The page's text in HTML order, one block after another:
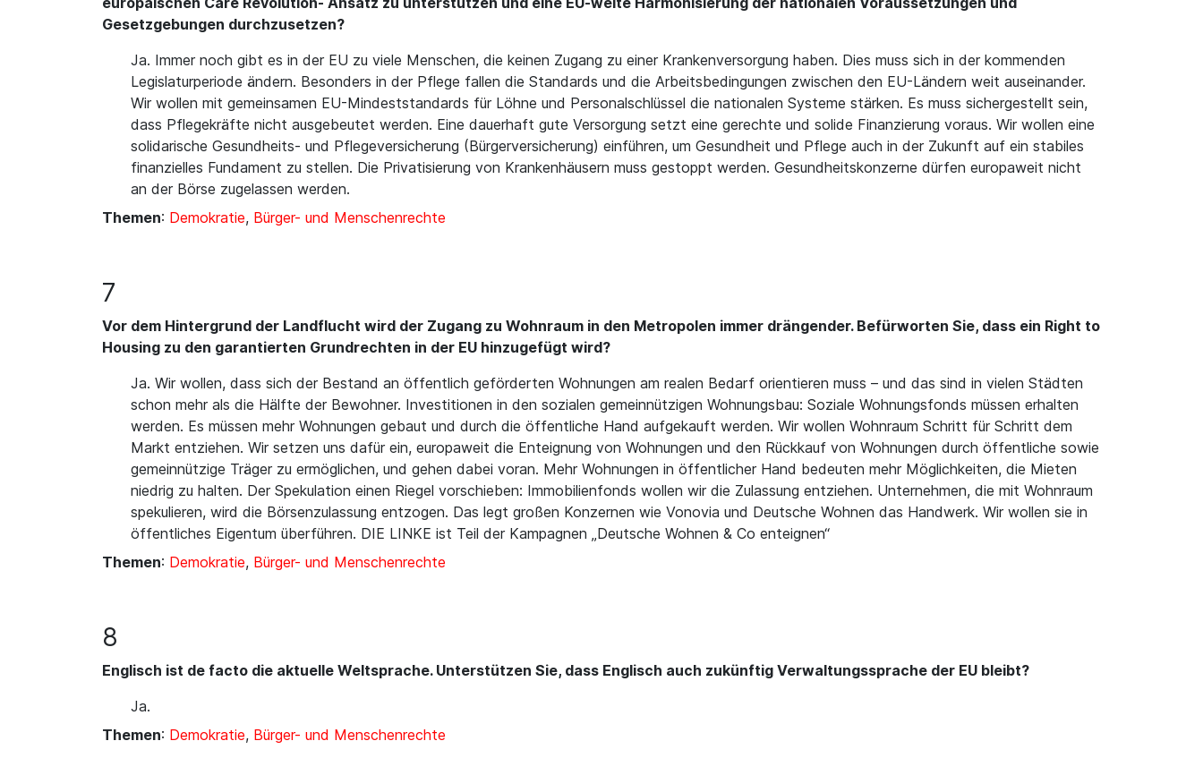
Gesetzgebungen durchzusetzen?
Ja. Immer noch gibt es in der EU zu viele Menschen, die keinen Zugang zu einer Krankenversorgung haben. Dies muss sich in der kommenden
Legislaturperiode ändern. Besonders in der Pflege fallen die Standards und die Arbeitsbedingungen zwischen den EU-Ländern weit auseinander.
Wir wollen mit gemeinsamen EU-Mindeststandards für Löhne und Personalschlüssel die nationalen Systeme stärken. Es muss sichergestellt sein,
dass Pflegekräfte nicht ausgebeutet werden. Eine dauerhaft gute Versorgung setzt eine gerechte und solide Finanzierung voraus. Wir wollen eine
solidarische Gesundheits- und Pflegeversicherung (Bürgerversicherung) einführen, um Gesundheit und Pflege auch in der Zukunft auf ein stabiles
finanzielles Fundament zu stellen. Die Privatisierung von Krankenhäusern muss gestoppt werden. Gesundheitskonzerne dürfen europaweit nicht
an der Börse zugelassen werden.
Themen: Demokratie, Bürger- und Menschenrechte
7
Vor dem Hintergrund der Landflucht wird der Zugang zu Wohnraum in den Metropolen immer drängender. Befürworten Sie, dass ein Right to
Housing zu den garantierten Grundrechten in der EU hinzugefügt wird?
Ja. Wir wollen, dass sich der Bestand an öffentlich geförderten Wohnungen am realen Bedarf orientieren muss – und das sind in vielen Städten
schon mehr als die Hälfte der Bewohner. Investitionen in den sozialen gemeinnützigen Wohnungsbau: Soziale Wohnungsfonds müssen erhalten
werden. Es müssen mehr Wohnungen gebaut und durch die öffentliche Hand aufgekauft werden. Wir wollen Wohnraum Schritt für Schritt dem
Markt entziehen. Wir setzen uns dafür ein, europaweit die Enteignung von Wohnungen und den Rückkauf von Wohnungen durch öffentliche sowie
gemeinnützige Träger zu ermöglichen, und gehen dabei voran. Mehr Wohnungen in öffentlicher Hand bedeuten mehr Möglichkeiten, die Mieten
niedrig zu halten. Der Spekulation einen Riegel vorschieben: Immobilienfonds wollen wir die Zulassung entziehen. Unternehmen, die mit Wohnraum
spekulieren, wird die Börsenzulassung entzogen. Das legt großen Konzernen wie Vonovia und Deutsche Wohnen das Handwerk. Wir wollen sie in
öffentliches Eigentum überführen. DIE LINKE ist Teil der Kampagnen „Deutsche Wohnen & Co enteignen“
Themen: Demokratie, Bürger- und Menschenrechte
8
Englisch ist de facto die aktuelle Weltsprache. Unterstützen Sie, dass Englisch auch zukünftig Verwaltungssprache der EU bleibt?
Ja.
Themen: Demokratie, Bürger- und Menschenrechte